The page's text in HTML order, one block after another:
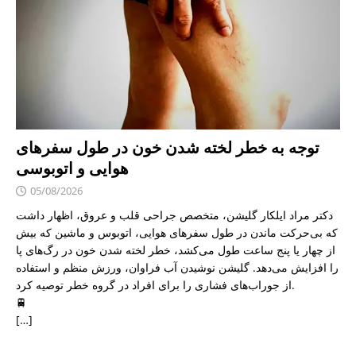
توجه به خطر لخته شدن خون در طول سفرهای
هوایی و اتوبوسی
05/08/2026
دکتر مراد ایلکار گلیشن، متخصص جراحی قلب و عروق، اظهار داشت
که بی‌حرکت ماندن در طول سفرهای هوایی، اتوبوس و ماشین که بیش
از چهار یا پنج ساعت طول می‌کشد، خطر لخته شدن خون در رگ‌های پا
را افزایش می‌دهد. گلیشن نوشیدن آب فراوان، ورزش منظم و استفاده
از جوراب‌های فشاری را برای افراد در گروه خطر توصیه کرد.
🚆
[…]